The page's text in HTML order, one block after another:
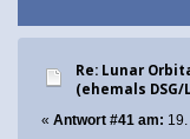
Re: Lunar
(ehemals DSG/
« Antwort #41 am: